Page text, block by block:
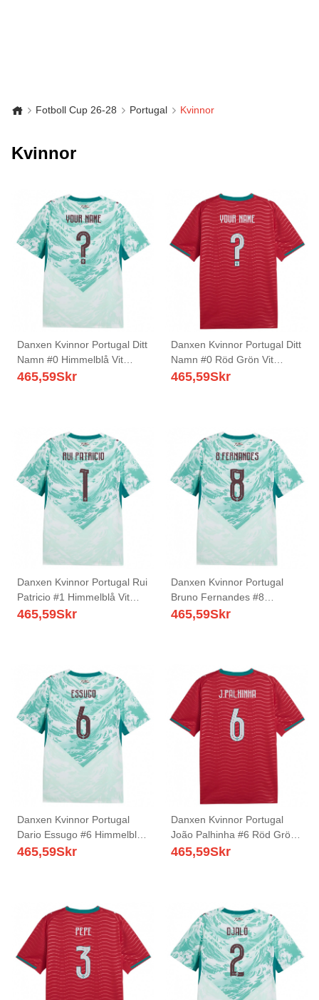
Fotboll Cup 26-28 Portugal Kvinnor
Kvinnor
Danxen Kvinnor Portugal Ditt
Namn #0 Himmelblå Vit
Grön Bortatröja Matchtröjor
465,59Skr
Danxen Kvinnor Portugal Ditt
Namn #0 Röd Grön Vit
Hemmatröja Matchtröjor 26-
465,59Skr
Danxen Kvinnor Portugal Rui
Patricio #1 Himmelblå Vit
Grön Bortatröja Matchtröjor
465,59Skr
Danxen Kvinnor Portugal
Bruno Fernandes #8
Himmelblå Vit Grön
465,59Skr
Danxen Kvinnor Portugal
Dario Essugo #6 Himmelblå
Vit Grön Bortatröja
465,59Skr
Danxen Kvinnor Portugal
João Palhinha #6 Röd Grön
Vit Hemmatröja Matchtröjor
465,59Skr